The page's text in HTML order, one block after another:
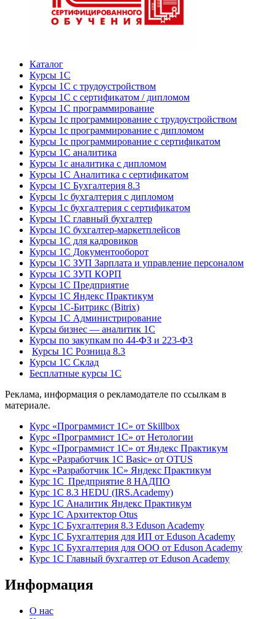
Каталог
Курсы 1С
Курсы 1С с трудоустройством
Курсы 1С с сертификатом / дипломом
Курсы 1С программирование
Курсы 1с программирование с трудоустройством
Курсы 1с программирование с дипломом
Курсы 1с программирование с сертификатом
Курсы 1С аналитика
Курсы 1с аналитика с дипломом
Курсы 1С Аналитика с сертификатом
Курсы 1С Бухгалтерия 8.3
Курсы 1с бухгалтерия с дипломом
Курсы 1с бухгалтерия с сертификатом
Курсы 1С главный бухгалтер
Курсы 1С бухгалтер-маркетплейсов
Курсы 1С для кадровиков
Курсы 1С Документооборот
Курсы 1С ЗУП Зарплата и управление персоналом
Курсы 1С ЗУП КОРП
Курсы 1С Предприятие
Курсы 1С Яндекс Практикум
Курсы 1С-Битрикс (Bitrix)
Курсы 1С Администрирование
Курсы бизнес — аналитик 1С
Курсы по закупкам по 44‑ФЗ и 223‑ФЗ
Курсы 1С Розница 8.3
Курсы 1С Склад
Бесплатные курсы 1С
Реклама, информация о рекламодателе по ссылкам в
материале.
Курс «Программист 1С» от Skillbox
Курс «Программист 1С» от Нетологии
Курс «Программист 1С» от Яндекс Практикум
Курс «Разработчик 1С Basic» от OTUS
Курс «Разработчик 1С» Яндекс Практикум
Курс 1С Предприятие 8 НАДПО
Курс 1С 8.3 HEDU (IRS.Academy)
Курс 1С Аналитик Яндекс Практикум
Курс 1С Архитектор Otus
Курс 1С Бухгалтерия 8.3 Eduson Academy
Курс 1С Бухгалтерия для ИП от Eduson Academy
Курс 1С Бухгалтерия для ООО от Eduson Academy
Курс 1С Главный бухгалтер от Eduson Academy
Информация
О нас